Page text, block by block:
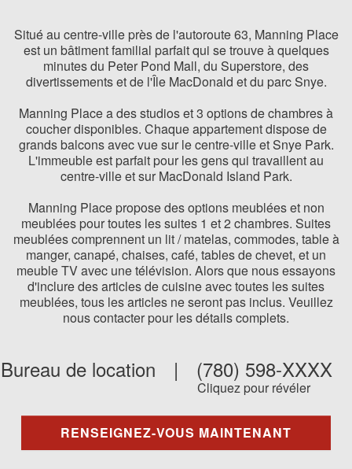
Situé au centre-ville près de l'autoroute 63, Manning Place
est un bâtiment familial parfait qui se trouve à quelques
minutes du Peter Pond Mall, du Superstore, des
divertissements et de l'Île MacDonald et du parc Snye.
Manning Place a des studios et 3 options de chambres à
coucher disponibles. Chaque appartement dispose de
grands balcons avec vue sur le centre-ville et Snye Park.
L'immeuble est parfait pour les gens qui travaillent au
centre-ville et sur MacDonald Island Park.
Manning Place propose des options meublées et non
meublées pour toutes les suites 1 et 2 chambres. Suites
meublées comprennent un lit / matelas, commodes, table à
manger, canapé, chaises, café, tables de chevet, et un
meuble TV avec une télévision. Alors que nous essayons
d'inclure des articles de cuisine avec toutes les suites
meublées, tous les articles ne seront pas inclus. Veuillez
nous contacter pour les détails complets.
Bureau de location | (780) 598-XXXX
Cliquez pour révéler
RENSEIGNEZ-VOUS MAINTENANT